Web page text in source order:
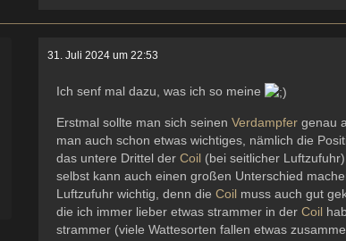
31. Juli 2024 um 22:53
Ich senf mal dazu, was ich so meine
Erstmal sollte man sich seinenVerdampfer genau
man auch schon etwas wichtiges, nämlich die
das untere Drittel derCoil (bei seitlicher
selbst kann auch einen großen Unterschied
Luftzufuhr wichtig, denn dieCoil muss auch gut
die ich immer lieber etwas strammer in derCoil
strammer (viele Wattesorten fallen etwas